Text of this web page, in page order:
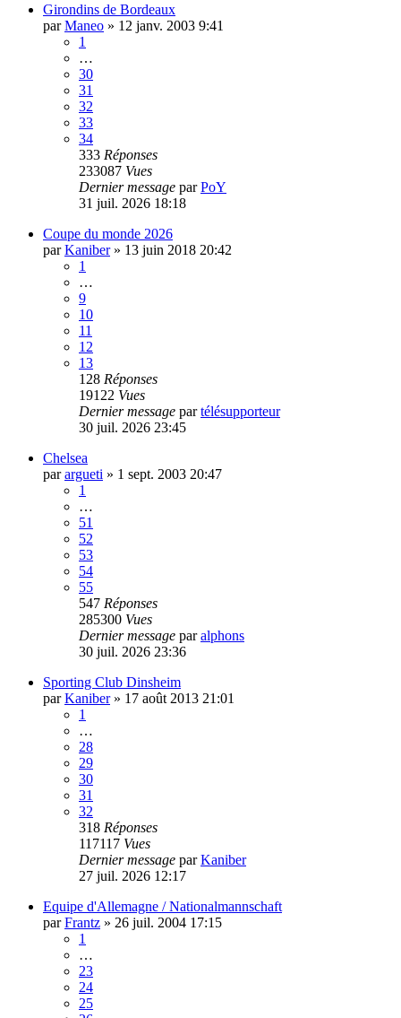
Girondins de Bordeaux
parManeo » 12 janv. 2003 9:41
1
…
30
31
32
33
34
333 Réponses
233087 Vues
Dernier message parPoY
31 juil. 2026 18:18
Coupe du monde 2026
parKaniber» 13 juin 2018 20:42
1
…
9
10
11
12
13
128 Réponses
19122 Vues
Dernier message partélésupporteur
30 juil. 2026 23:45
Chelsea
parargueti » 1 sept. 2003 20:47
1
…
51
52
53
54
55
547 Réponses
285300 Vues
Dernier message paralphons
30 juil. 2026 23:36
Sporting Club Dinsheim
parKaniber» 17 août 2013 21:01
1
…
28
29
30
31
32
318 Réponses
117117 Vues
Dernier message parKaniber
27 juil. 2026 12:17
Equipe d'Allemagne / Nationalmannschaft
parFrantz » 26 juil. 2004 17:15
1
…
23
24
25